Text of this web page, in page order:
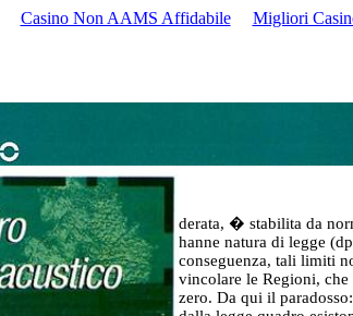
Casino Non AAMS Affidabile Migliori
derata, � stabilita da
hanne natura di legge (
conseguenza, tali limiti
vincolare le Regioni,
zero. Da qui il